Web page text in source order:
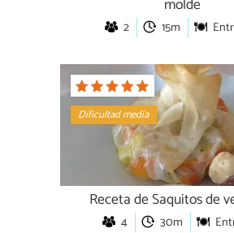
molde
2 15m
Dificultad media
Receta de Saquitos de
4 30m